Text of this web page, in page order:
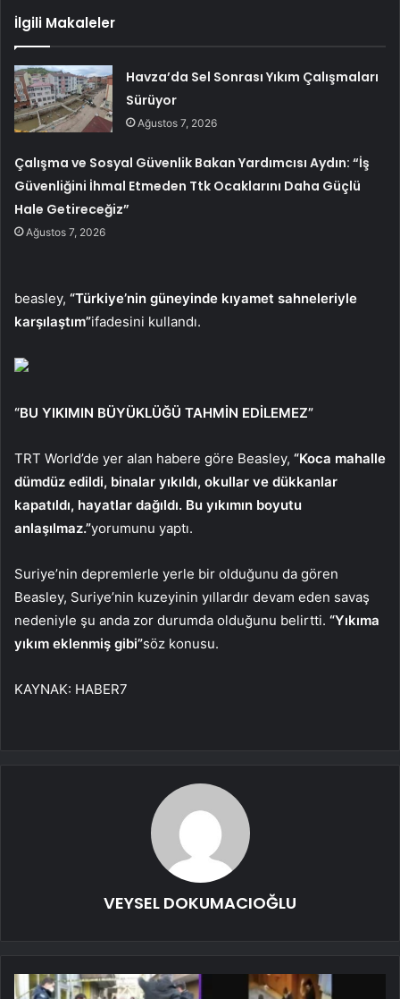
İlgili Makaleler
Havza’da Sel Sonrası Yıkım Çalışmaları
Sürüyor
Ağustos 7, 2026
Çalışma ve Sosyal Güvenlik Bakan Yardımcısı Aydın: “İş
Güvenliğini İhmal Etmeden Ttk Ocaklarını Daha Güçlü
Hale Getireceğiz”
Ağustos 7, 2026
beasley, “Türkiye’nin güneyinde kıyamet sahneleriyle
karşılaştım”ifadesini kullandı.
“BU YIKIMIN BÜYÜKLÜĞÜ TAHMİN EDİLEMEZ”
TRT World’de yer alan habere göre Beasley, “Koca mahalle
dümdüz edildi, binalar yıkıldı, okullar ve dükkanlar
kapatıldı, hayatlar dağıldı. Bu yıkımın boyutu
anlaşılmaz.”yorumunu yaptı.
Suriye’nin depremlerle yerle bir olduğunu da gören
Beasley, Suriye’nin kuzeyinin yıllardır devam eden savaş
nedeniyle şu anda zor durumda olduğunu belirtti. “Yıkıma
yıkım eklenmiş gibi”söz konusu.
KAYNAK: HABER7
VEYSEL DOKUMACIOĞLU